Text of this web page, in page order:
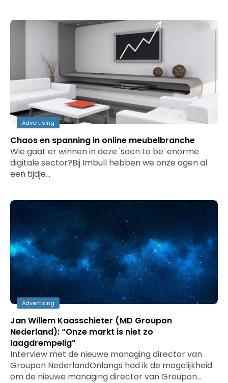
Advertising
Chaos en spanning in online meubelbranche
Wie gaat er winnen in deze 'soon to be' enorme
digitale sector?Bij Imbull hebben we onze ogen al
een tijdje…
Advertising
Jan Willem Kaasschieter (MD Groupon
Nederland): “Onze markt is niet zo
laagdrempelig”
Interview met de nieuwe managing director van
Groupon NederlandOnlangs had ik de mogelijkheid
om de nieuwe managing director van Groupon…